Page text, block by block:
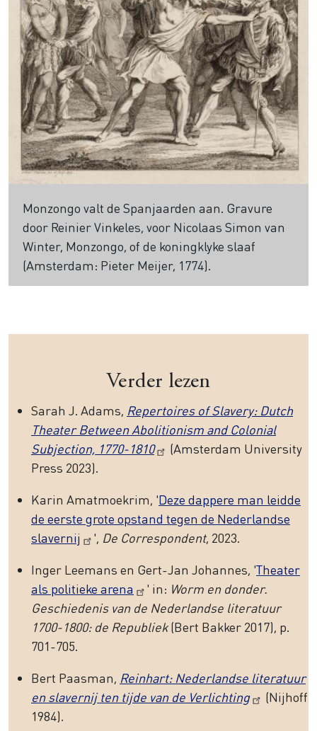
Monzongo valt de Spanjaarden aan. Gravure
door Reinier Vinkeles, voor Nicolaas Simon van
Winter, Monzongo, of de koningklyke slaaf
(Amsterdam: Pieter Meijer, 1774).
Verder lezen
Sarah J. Adams, Repertoires of Slavery: Dutch
Theater Between Abolitionism and Colonial
Subjection, 1770-1810
(Amsterdam University
Press 2023).
Karin Amatmoekrim, 'Deze dappere man leidde
de eerste grote opstand tegen de Nederlandse
slavernij
', De Correspondent, 2023.
Inger Leemans en Gert-Jan Johannes, 'Theater
als politieke arena
' in: Worm en donder.
Geschiedenis van de Nederlandse literatuur
1700-1800: de Republiek(Bert Bakker 2017), p.
701-705.
Bert Paasman, Reinhart: Nederlandse literatuur
en slavernij ten tijde van de Verlichting
(Nijhoff
1984).